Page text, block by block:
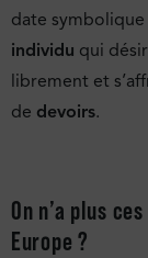
date symbolique
individu qui
librement et
de devoirs.
On n’a plus
Europe ?